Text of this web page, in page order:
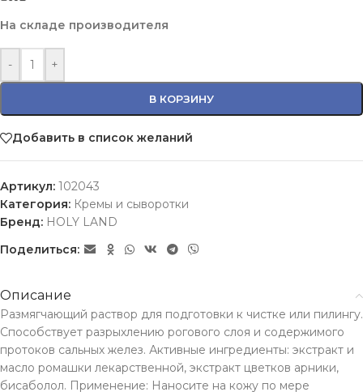
На складе производителя
- +
В КОРЗИНУ
Добавить в список желаний
Артикул: 102043
Категория: Кремы и сыворотки
Бренд: HOLY LAND
Поделиться:
Описание
Размягчающий раствор для подготовки к чистке или пилингу.
Способствует разрыхлению рогового слоя и содержимого
протоков сальных желез. Активные ингредиенты: экстракт и
масло ромашки лекарственной, экстракт цветков арники,
бисаболол. Применение: Наносите на кожу по мере